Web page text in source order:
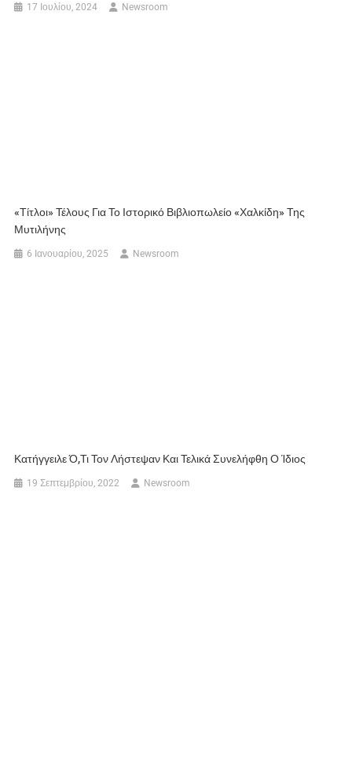
17 Ιουλίου, 2024 Newsroom
«Τίτλοι» Τέλους Για Το Ιστορικό Βιβλιοπωλείο «Χαλκίδη» Της
Μυτιλήνης
6 Ιανουαρίου, 2025 Newsroom
Κατήγγειλε Ό,τι Τον Λήστεψαν Και Τελικά Συνελήφθη Ο Ίδιος
19 Σεπτεμβρίου, 2022 Newsroom